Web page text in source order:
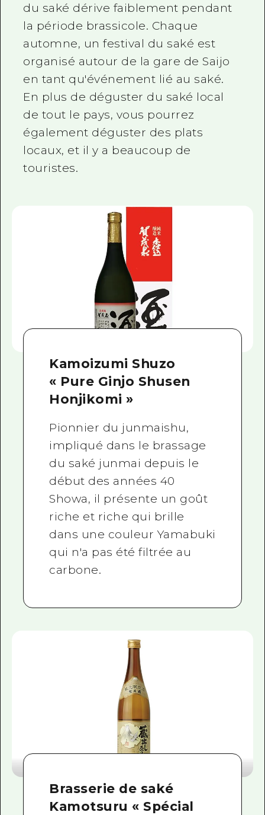
du saké dérive faiblement pendant
la période brassicole. Chaque
automne, un festival du saké est
organisé autour de la gare de Saijo
en tant qu'événement lié au saké.
En plus de déguster du saké local
de tout le pays, vous pourrez
également déguster des plats
locaux, et il y a beaucoup de
touristes.
Kamoizumi Shuzo
« Pure Ginjo Shusen
Honjikomi »
Pionnier du junmaishu,
impliqué dans le brassage
du saké junmai depuis le
début des années 40
Showa, il présente un goût
riche et riche qui brille
dans une couleur Yamabuki
qui n'a pas été filtrée au
carbone.
Brasserie de saké
Kamotsuru « Spécial